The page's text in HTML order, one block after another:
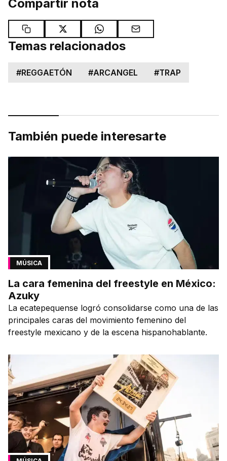
Compartir nota
Temas relacionados
#REGGAETÓN #ARCANGEL #TRAP
También puede interesarte
MÚSICA
La cara femenina del freestyle en México:
Azuky
La ecatepequense logró consolidarse como una de las
principales caras del movimiento femenino del
freestyle mexicano y de la escena hispanohablante.